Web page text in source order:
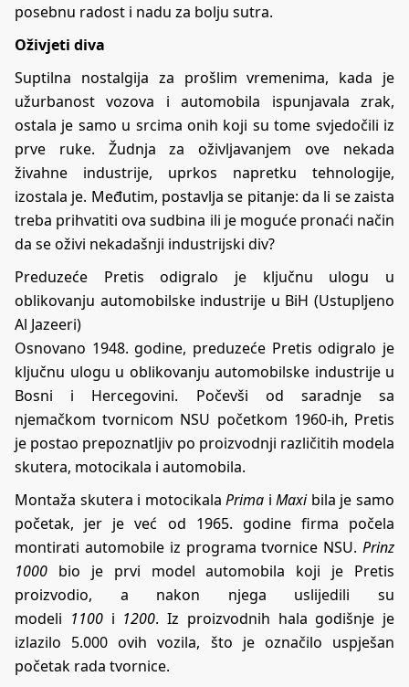
posebnu radost i nadu za bolju sutra.
Oživjeti diva
Suptilna nostalgija za prošlim vremenima, kada je
užurbanost vozova iautomobila ispunjavala zrak,
ostala je samo u srcima onih koji su tome svjedočili iz
prve ruke. Žudnja za oživljavanjem ove nekada
živahne industrije, uprkos napretku tehnologije,
izostala je. Međutim, postavlja se pitanje: da li se zaista
treba prihvatiti ova sudbina ili je moguće pronaći način
da se oživi nekadašnji industrijski div?
Preduzeće Pretis odigralo je ključnu ulogu u
oblikovanju automobilske industrije u BiH (Ustupljeno
Al Jazeeri)
Osnovano 1948. godine, preduzeće Pretis odigralo je
ključnu ulogu u oblikovanju automobilske industrije u
Bosni i Hercegovini. Počevši od saradnje sa
njemačkom tvornicom NSU početkom 1960-ih, Pretis
je postao prepoznatljiv po proizvodnji različitih modela
skutera, motocikala i automobila.
Montaža skutera i motocikalaPrima iMaxibila je samo
početak, jer je već od 1965. godine firma počela
montirati automobile iz programa tvornice NSU. Prinz
1000 bio je prvi model automobila koji je Pretis
proizvodio, a nakon njega uslijedili su
modeli 1100i 1200. Iz proizvodnih hala godišnje je
izlazilo 5.000 ovih vozila, što je označilo uspješan
početak rada tvornice.